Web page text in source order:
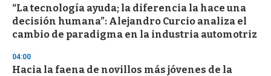
“La tecnología ayuda; la diferencia la hace una
decisión humana”: Alejandro Curcio analiza el
cambio de paradigma en la industria automotriz
04:00
Hacia la faena de novillos más jóvenes de la